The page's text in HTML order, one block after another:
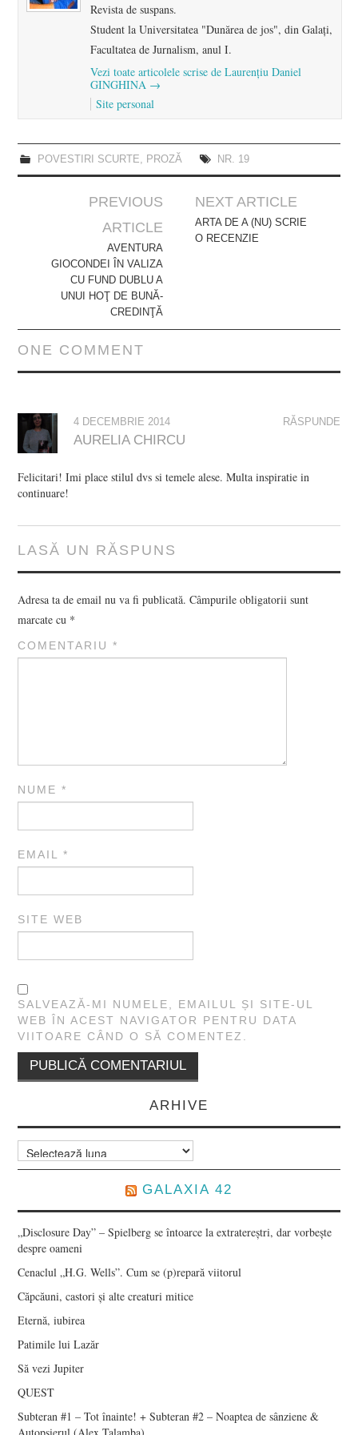
Revista de suspans.
Student la Universitatea "Dunărea de jos", din Galaţi,
Facultatea de Jurnalism, anul I.
Vezi toate articolele scrise de Laurenţiu Daniel
GINGHINA →
Site personal
POVESTIRI SCURTE, PROZĂ NR. 19
navigation
PREVIOUS
ARTICLE
AVENTURA
GIOCONDEI ÎN VALIZA
CU FUND DUBLU A
UNUI HOŢ DE BUNĂ-
CREDINŢĂ
NEXT ARTICLE
ARTA DE A (NU) SCRIE
O RECENZIE
ONE COMMENT
RĂSPUNDE
4 DECEMBRIE 2014
AURELIA CHIRCU
Felicitari! Imi place stilul dvs si temele alese. Multa inspiratie in
continuare!
LASĂ UN RĂSPUNS
Adresa ta de email nu va fi publicată. Câmpurile obligatorii sunt
marcate cu *
COMENTARIU*
NUME*
EMAIL*
SITE WEB
SALVEAZĂ-MI NUMELE, EMAILUL ȘI SITE-UL
WEB ÎN ACEST NAVIGATOR PENTRU DATA
VIITOARE CÂND O SĂ COMENTEZ.
ARHIVE
Arhive
GALAXIA 42
„Disclosure Day” – Spielberg se întoarce la extratereștri, dar vorbește
despre oameni
Cenaclul „H.G. Wells”. Cum se (p)repară viitorul
Căpcăuni, castori și alte creaturi mitice
Eternă, iubirea
Patimile lui Lazăr
Să vezi Jupiter
QUEST
Subteran #1 – Tot înainte! + Subteran #2 – Noaptea de sânziene &